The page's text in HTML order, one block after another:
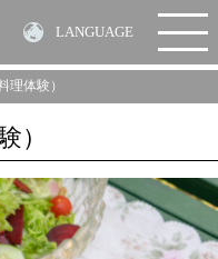
LANGUAGE
理体験）
）